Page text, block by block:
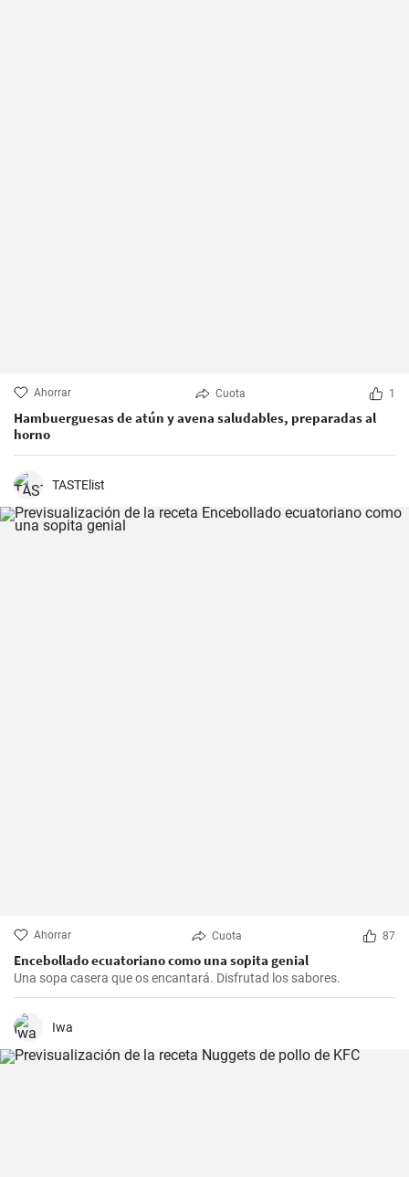
Ahorrar Cuota 1
Hambuerguesas de atún y avena saludables, preparadas al
horno
TASTElist
Ahorrar Cuota 87
Encebollado ecuatoriano como una sopita genial
Una sopa casera que os encantará. Disfrutad los sabores.
Iwa